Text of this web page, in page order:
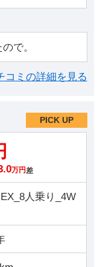
で。
コミの詳細を見る
PICK UP
万円 差
人乗り_4W